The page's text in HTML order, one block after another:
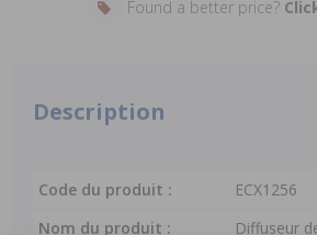
Found a better price?
Description
Code du produit :
ECX1256
Nom du produit :
Diffuseur